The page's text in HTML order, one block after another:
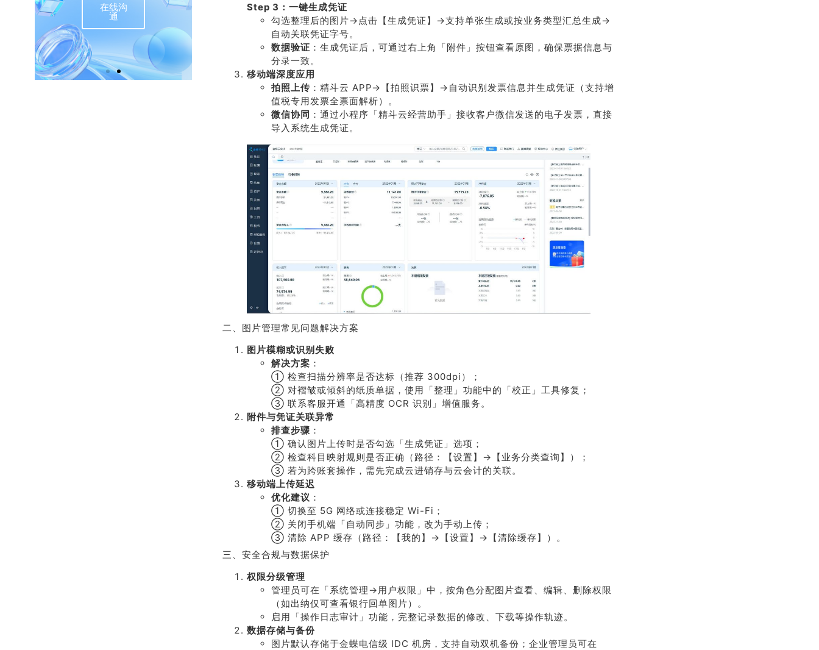
在线沟
通
联系我
们 通
Step 3：一键生成凭证
勾选整理后的图片→点击【生成凭证】→支持单张生成或按业务类型汇总生成→
自动关联凭证字号。
数据验证 ：生成凭证后，可通过右上角「附件」按钮查看原图，确保票据信息与
分录一致。
移动端深度应用
拍照上传：精斗云 APP→【拍照识票】→自动识别发票信息并生成凭证（支持增
值税专用发票全票面解析）。
微信协同 ：通过小程序「精斗云经营助手」接收客户微信发送的电子发票，直接
导入系统生成凭证。
二、图片管理常见问题解决方案
图片模糊或识别失败
解决方案 ：
① 检查扫描分辨率是否达标（推荐 300dpi）；
② 对褶皱或倾斜的纸质单据，使用「整理」功能中的「校正」工具修复；
③ 联系客服开通「高精度 OCR 识别」增值服务。
附件与凭证关联异常
排查步骤：
① 确认图片上传时是否勾选「生成凭证」选项；
② 检查科目映射规则是否正确（路径：【设置】→【业务分类查询】）；
③ 若为跨账套操作，需先完成云进销存与云会计的关联。
移动端上传延迟
优化建议 ：
① 切换至 5G 网络或连接稳定 Wi-Fi；
② 关闭手机端「自动同步」功能，改为手动上传；
③ 清除 APP 缓存（路径：【我的】→【设置】→【清除缓存】）。
三、安全合规与数据保护
权限分级管理
管理员可在「系统管理→用户权限」中，按角色分配图片查看、编辑、删除权限
（如出纳仅可查看银行回单图片）。
启用「操作日志审计」功能，完整记录数据的修改、下载等操作轨迹。
数据存储与备份
图片默认存储于金蝶电信级 IDC 机房，支持自动双机备份；企业管理员可在